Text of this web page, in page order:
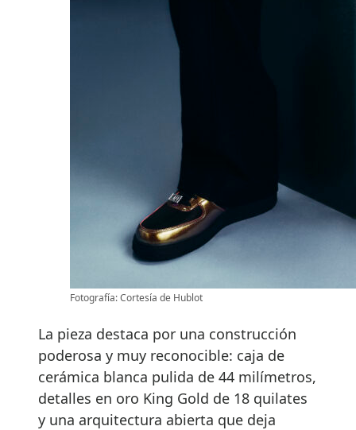
Fotografía: Cortesía de Hublot
La pieza destaca por una construcción
poderosa y muy reconocible: caja de
cerámica blanca pulida de 44 milímetros,
detalles en oro King Gold de 18 quilates
y una arquitectura abierta que deja